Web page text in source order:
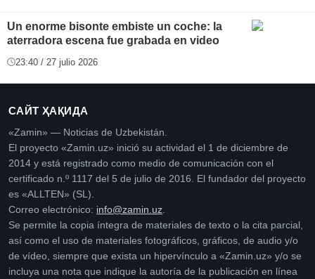
Un enorme bisonte embiste un coche: la
aterradora escena fue grabada en video
23:40 / 27 julio 2026
САЙТ ҲАҚИДА
«Zamin» — Noticias de Uzbekistán.
El proyecto «Zamin.uz» inició su actividad el 1 de diciembre de
2014 y está registrado como medio de comunicación con el
certificado n.º 1117 del 5 de julio de 2016. El fundador del proyecto
es «ALLTEN» (SL).
Correo electrónico: info@zamin.uz
Se permite la copia íntegra de materiales de texto o la cita parcial,
así como el uso de materiales fotográficos, gráficos, de audio y/o
de vídeo, siempre que exista un hipervínculo a «Zamin.uz» y/o se
incluya una nota que indique la autoría de la publicación en línea